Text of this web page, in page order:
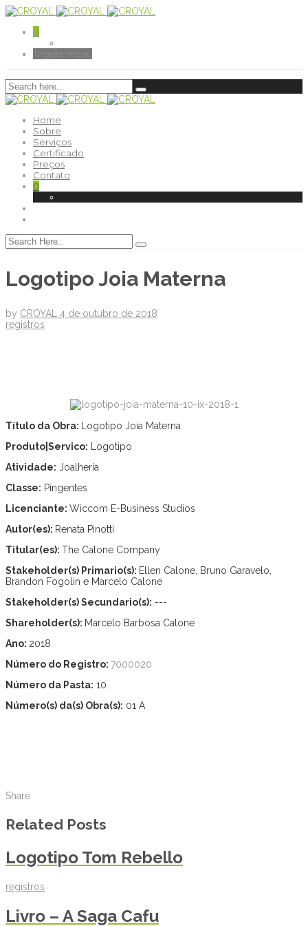
0
Home
Sobre
Serviços
Certificado
Preços
Contato
0
Logotipo Joia Materna
by CROYAL 4 de outubro de 2018
registros
Título da Obra:
Logotipo Joia Materna
Produto|Servico: Logotipo
Atividade: Joalheria
Classe: Pingentes
Licenciante: Wiccom E-Business Studios
Autor(es): Renata Pinotti
Titular(es): The Calone Company
Stakeholder(s) Primario(s): Ellen Calone, Bruno Garavelo,
Brandon Fogolin e Marcelo Calone
Stakeholder(s) Secundario(s): ---
Shareholder(s): Marcelo Barbosa Calone
Ano: 2018
Número do Registro: 7000020
Número da Pasta: 10
Número(s) da(s) Obra(s): 01 A
Share
Related Posts
Logotipo Tom Rebello
registros
Livro – A Saga Cafu